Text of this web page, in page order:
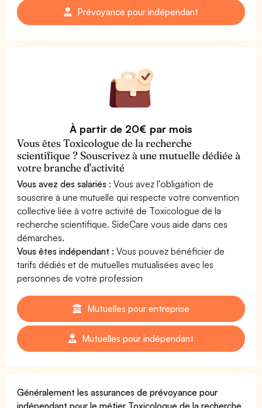
Prévoyance pour indépendant
À partir de 20€ par mois
Vous êtes Toxicologue de la recherche
scientifique ? Souscrivez à une mutuelle dédiée à
votre branche d'activité
Vous avez des salariés : Vous avez l'obligation de
souscrire à une mutuelle qui respecte votre convention
collective liée à votre activité de Toxicologue de la
recherche scientifique. SideCare vous aide dans ces
démarches.
Vous êtes indépendant : Vous pouvez bénéficier de
tarifs dédiés et de mutuelles mutualisées avec les
personnes de votre profession
Mutuelles pour entreprise
Mutuelles pour indépendant
Généralement les assurances de prévoyance pour
indépendant pour le métier Toxicologue de la recherche